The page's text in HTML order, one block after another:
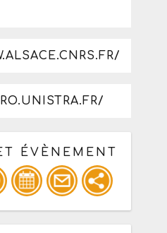
ÉVÈNEMENT
dessous pour un
/ réseau social